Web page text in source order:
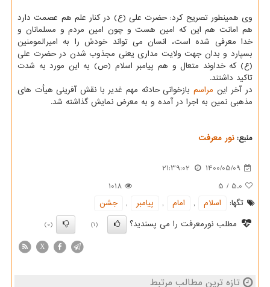
وی همینطور تصریح کرد: حضرت علی (ع) در کنار علم هم عصمت دارد
هم امانت هم این که امین هست و چون امین مردم و مسلمانان و
خدا معرفی شده است، انسان می تواند خودش را به امیرالمومنین
بسپارد و بدان جهت ولایت مداری یعنی مجذوب شدن در حضرت علی
(ع) که خداوند متعال و هم پیامبر اسلام (ص) به این مورد به شدت
تاکید داشتند.
در آخر این مراسم بازخوانی حادثه مهم غدیر با نقش آفرینی هیأت های
مذهبی نمین به اجرا در آمده و به معرض نمایش گذاشته شد.
منبع:نور معرفت
1400/05/09
21:39:02
5.0
/
5
1018
تگها:
اسلام , امام , پیامبر ,
جشن
مطلب نورمعرفت را می پسندید؟
(1)
(0)
X
تازه ترین مطالب مرتبط